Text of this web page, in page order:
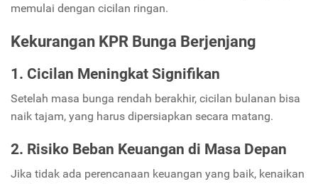
memulai dengan cicilan ringan.
Kekurangan KPR Bunga Berjenjang
1. Cicilan Meningkat Signifikan
Setelah masa bunga rendah berakhir, cicilan bulanan bisa
naik tajam, yang harus dipersiapkan secara matang.
2. Risiko Beban Keuangan di Masa Depan
Jika tidak ada perencanaan keuangan yang baik, kenaikan